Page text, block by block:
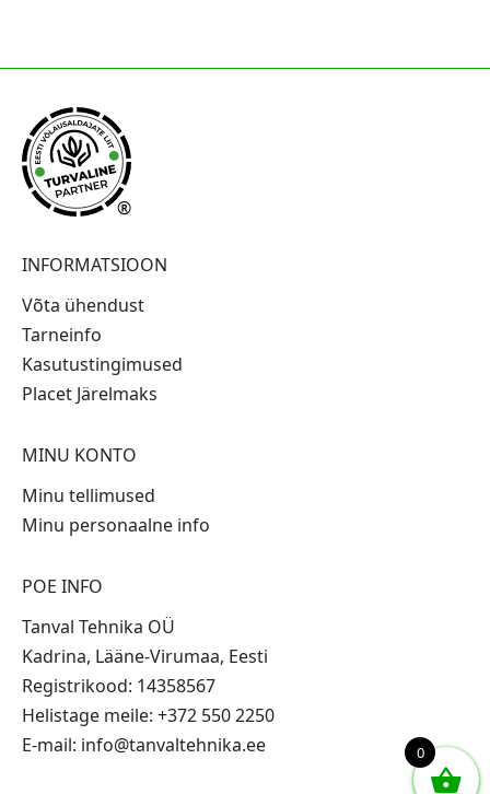
®
INFORMATSIOON
Võta ühendust
Tarneinfo
Kasutustingimused
Placet Järelmaks
MINU KONTO
Minu tellimused
Minu personaalne info
POE INFO
Tanval Tehnika OÜ
Kadrina, Lääne-Virumaa, Eesti
Registrikood: 14358567
Helistage meile: +372 550 2250
E-mail: info@tanvaltehnika.ee
0